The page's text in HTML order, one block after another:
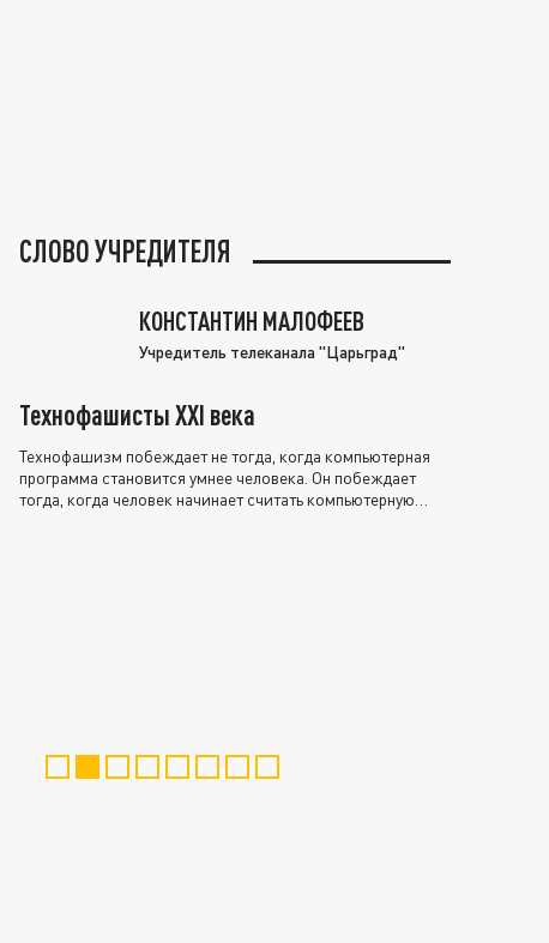
СЛОВО УЧРЕДИТЕЛЯ
КОНСТАНТИН МАЛОФЕЕВ
Учредитель телеканала "Царьград"
Технофашисты XXI века
Технофашизм побеждает не тогда, когда компьютерная
программа становится умнее человека. Он побеждает
тогда, когда человек начинает считать компьютерную